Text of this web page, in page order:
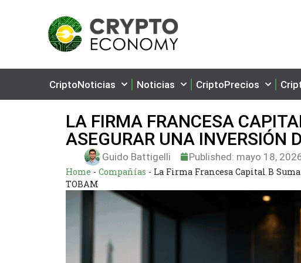
CriptoNoticias Noticias CriptoPrecios
LA FIRMA FRANCESA
ASEGURAR UNA INVERSIÓN
Guido Battigelli Published: mayo 18,
Home - Compañías - La Firma Francesa Capital B
TOBAM